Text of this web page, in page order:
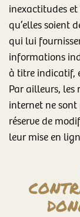
inexactitudes et
qu’elles soient
qui lui
informations
à titre indicatif,
Par ailleurs, les
internet ne sont
réserve de
leur mise en